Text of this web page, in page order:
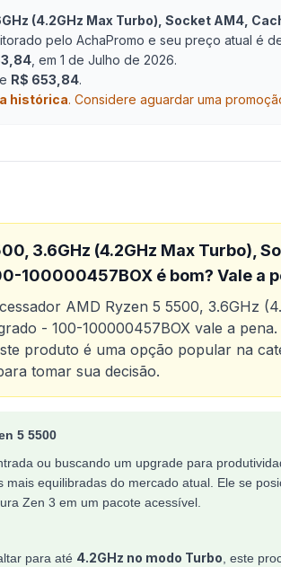
(4.2GHz Max Turbo), Socket AM4,
pelo AchaPromo e seu preço atual é
, em 1 de Julho de 2026.
R$ 653,84.
histórica. Considere aguardar uma
3.6GHz (4.2GHz Max Turbo),
100000457BOX é bom? Vale a
AMD Ryzen 5 5500, 3.6GHz
- 100-100000457BOX vale a
produto é uma opção popular na
tomar sua decisão.
Ryzen 5 5500, 3.6GHz (4.2GHz Max
5 5500
ou buscando um upgrade para
mais equilibradas do mercado atual. Ele se
Zen 3 em um pacote acessível.
para até 4.2GHz no modo Turbo , este